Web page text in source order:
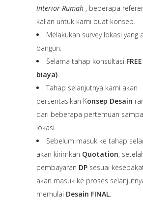
Interior Rumah , beberapa
kalian untuk kami buat konsep.
Melakukan survey lokasi yang
bangun.
Selama tahap konsultasi
biaya).
Tahap selanjutnya kami akan
persentasikan Konsep Desain
dari beberapa pertemuan
lokasi.
Sebelum masuk ke tahap
akan kirimkan Quotation,
pembayaran DP sesuai
akan masuk ke proses
memulai Desain FINAL.